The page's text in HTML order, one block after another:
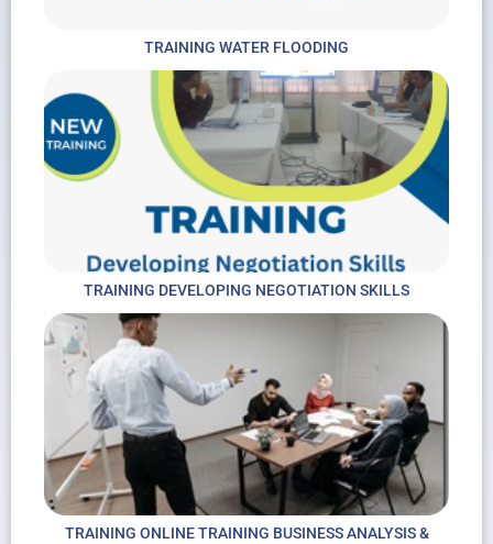
TRAINING WATER FLOODING
TRAINING DEVELOPING NEGOTIATION SKILLS
TRAINING ONLINE TRAINING BUSINESS ANALYSIS &